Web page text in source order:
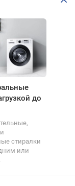
до
стиралки
или